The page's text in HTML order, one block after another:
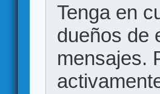
Tenga en
dueños de
mensajes.